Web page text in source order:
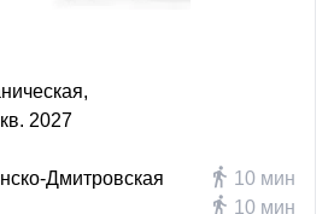
2027
Дмитровская
10 мин
10 мин